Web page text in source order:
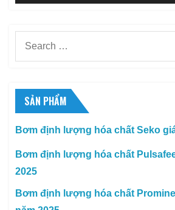
SẢN PHẨM
Bơm định lượng hóa chất Seko
Bơm định lượng hóa chất
2025
Bơm định lượng hóa chất